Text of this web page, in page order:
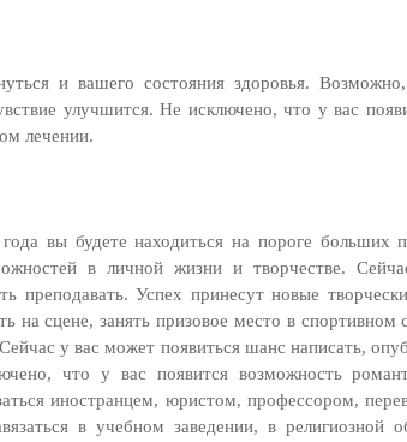
и вашего состояния здоровья.
улучшится. Не исключено, что у вас
лечении.
вы будете находиться на пороге больших
в личной жизни и творчестве.
преподавать. Успех принесут новые
на сцене, занять призовое место в спортивном
у вас может появиться шанс написать,
что у вас появится возможность
иностранцем, юристом, профессором,
в учебном заведении, в религиозной